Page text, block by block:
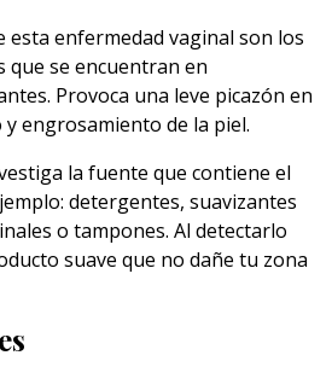
esta enfermedad vaginal son los
se encuentran en
Provoca una leve picazón en
engrosamiento de la piel.
la fuente que contiene el
detergentes, suavizantes
o tampones. Al detectarlo
suave que no dañe tu zona